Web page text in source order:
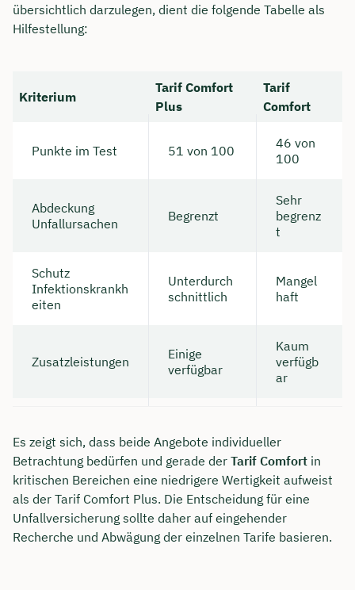
übersichtlich darzulegen, dient die folgende Tabelle als
Hilfestellung:
Kriterium
Tarif Comfort
Plus
Tarif
Comfort
Punkte im Test 51 von 100
46 von
100
Abdeckung
Unfallursachen
Begrenzt
Sehr
begrenz
t
Schutz
Infektionskrankh
eiten
Unterdurch
schnittlich
Mangel
haft
Zusatzleistungen
Einige
verfügbar
Kaum
verfügb
ar
Es zeigt sich, dass beide Angebote individueller
Betrachtung bedürfen und gerade der Tarif Comfort in
kritischen Bereichen eine niedrigere Wertigkeit aufweist
als der Tarif Comfort Plus. Die Entscheidung für eine
Unfallversicherung sollte daher auf eingehender
Recherche und Abwägung der einzelnen Tarife basieren.